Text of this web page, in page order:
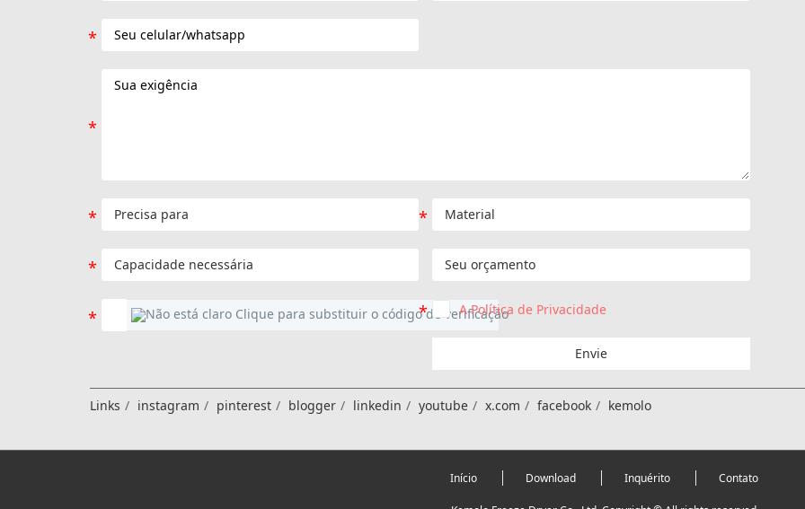
A Política de Privacidade
Envie
Links instagram pinterest blogger linkedin youtube x.com facebook kemolo
Início Download Inquérito Contato